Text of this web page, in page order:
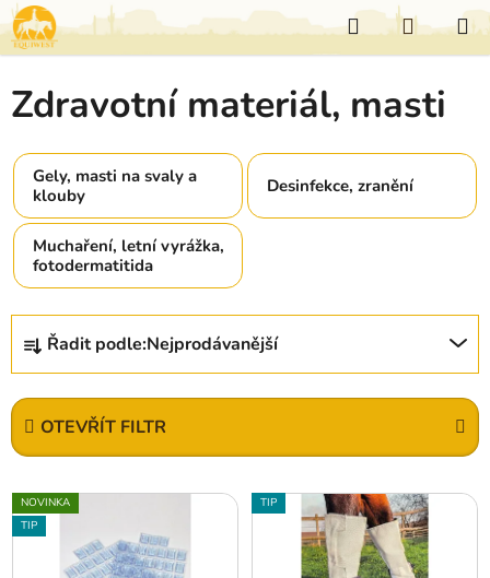
Přejít
na
obsah
Hledat
KOŠÍK
Zdravotní materiál, masti
Gely, masti na svaly a
klouby
Desinfekce, zranění
Muchaření, letní vyrážka,
fotodermatitida
Ř
z
e
n
p
r
Řadit podle:Nejprodávanější
OTEVŘÍT FILTR
V
ý
NOVINKA
TIP
TIP